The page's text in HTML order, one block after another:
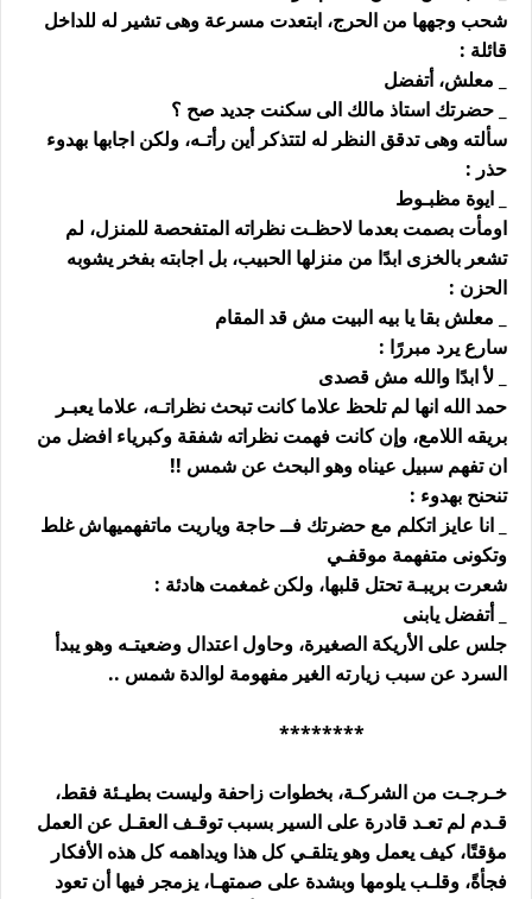
شحب وجهها من الحرج، ابتعدت مسرعة وهى تشير له للداخل
قائلة :
_ معلش، أتفضل
_ حضرتك استاذ مالك الى سكنت جديد صح ؟
سألته وهى تدقق النظر له لتتذكر أين رأتـه، ولكن اجابها بهدوء
حذر :
_ ايوة مظبـوط
اومأت بصمت بعدما لاحظـت نظراته المتفحصة للمنزل، لم
تشعر بالخزى ابدًا من منزلها الحبيب، بل اجابته بفخر يشوبه
الحزن :
_ معلش بقا يا بيه البيت مش قد المقام
سارع يرد مبررًا :
_ لأ ابدًا والله مش قصدى
حمد الله انها لم تلحظ علاما كانت تبحث نظراتـه، علاما يعبـر
بريقه اللامع، وإن كانت فهمت نظراته شفقة وكبرياء افضل من
ان تفهم سبيل عيناه وهو البحث عن شمس !!
تنحنح بهدوء :
_ انا عايز اتكلم مع حضرتك فــ حاجة وياريت ماتفهميهاش غلط
وتكونى متفهمة موقفـي
شعرت بريبـة تحتل قلبها، ولكن غمغمت هادئة :
_ أتفضل يابنى
جلس على الأريكة الصغيرة، وحاول اعتدال وضعيتـه وهو يبدأ
السرد عن سبب زيارته الغير مفهومة لوالدة شمس ..
********
خـرجـت من الشركـة، بخطوات زاحفة وليست بطيـئة فقط،
قـدم لم تعـد قادرة على السير بسبب توقـف العقـل عن العمل
مؤقتًا، كيف يعمل وهو يتلقـي كل هذا ويداهمه كل هذه الأفكار
فجأةً، وقلـب يلومها وبشدة على صمتهـا، يزمجر فيها أن تعود